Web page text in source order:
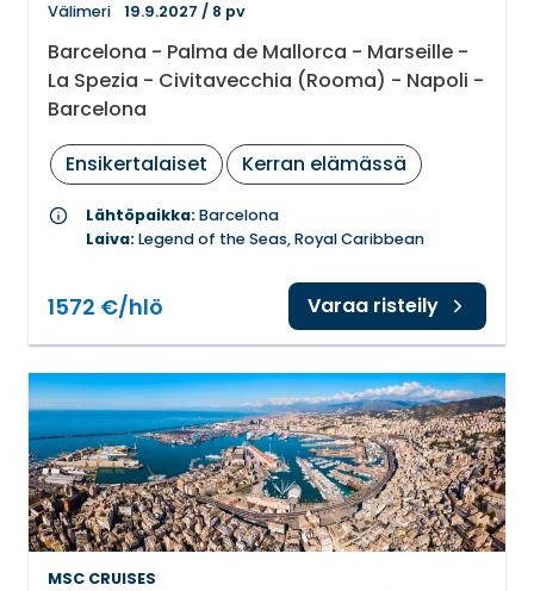
Välimeri 19.9.2027 / 8 pv
Barcelona - Palma de Mallorca - Marseille -
La Spezia - Civitavecchia (Rooma) - Napoli -
Barcelona
Ensikertalaiset Kerran elämässä
info Lähtöpaikka:Barcelona
Laiva:Legend of the Seas, Royal Caribbean
1572 €/hlö Varaa risteily
MSC CRUISES